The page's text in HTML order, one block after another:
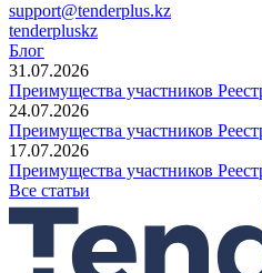
support@tenderplus.kz
tenderpluskz
Блог
31.07.2026
Преимущества участников
24.07.2026
Преимущества участников
17.07.2026
Преимущества участников
Все статьи